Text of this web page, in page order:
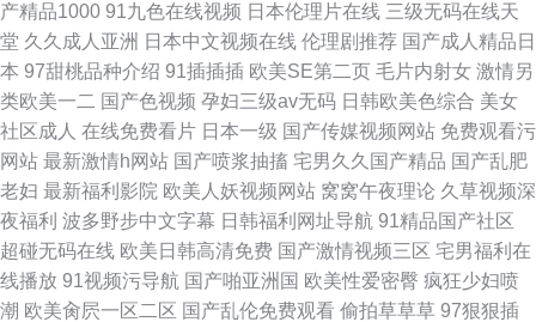
产精品1000 91九色在线视频 日本伦理片在线 三级无码在线天
堂 久久成人亚洲 日本中文视频在线 伦理剧推荐 国产成人精品日
本 97甜桃品种介绍 91插插插 欧美SE第二页 毛片内射女 激情另
类欧美一二 国产色视频 孕妇三级av无码 日韩欧美色综合 美女
社区成人 在线免费看片 日本一级 国产传媒视频网站 免费观看污
网站 最新激情h网站 国产喷浆抽搐 宅男久久国产精品 国产乱肥
老妇 最新福利影院 欧美人妖视频网站 窝窝午夜理论 久草视频深
夜福利 波多野步中文字幕 日韩福利网址导航 91精品国产社区
超碰无码在线 欧美日韩高清免费 国产激情视频三区 宅男福利在
线播放 91视频污导航 国产啪亚洲国 欧美性爱密臀 疯狂少妇喷
潮 欧美肏屄一区二区 国产乱伦免费观看 偷拍草草草 97狠狠插